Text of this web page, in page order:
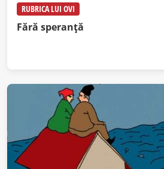
RUBRICA LUI OVI
Fără speranță